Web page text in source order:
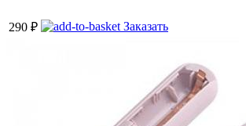
290 ₽ Заказать